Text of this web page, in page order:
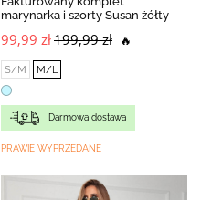
marynarka i szorty Susan żółty
99,99 zł199,99 zł 🔥
S/M M/L
Darmowa dostawa
PRAWIE WYPRZEDANE